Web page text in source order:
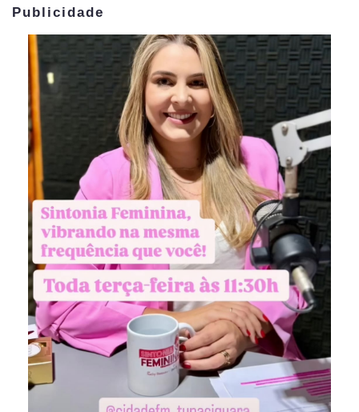
Publicidade